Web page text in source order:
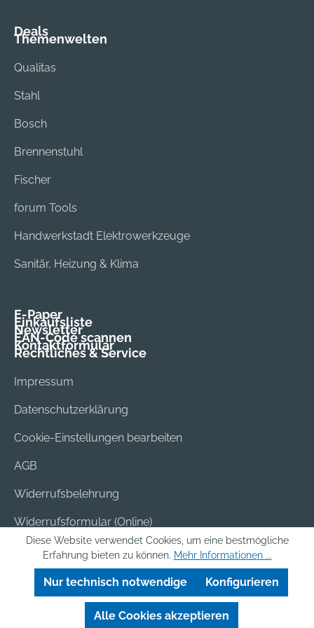
Deals
Themenwelten
Qualitas
Stahl
Bosch
Brennenstuhl
Fischer
forum Tools
Handwerkstadt Elektrowerkzeuge
Sanitär, Heizung & Klima
E-Paper
Einkaufsliste
Newsletter
EAN-Code scannen
Kontaktformular
Rechtliches & Service
Impressum
Datenschutzerklärung
Cookie-Einstellungen bearbeiten
AGB
Widerrufsbelehrung
Widerrufsformular (Online)
Versand & Bezahlung
Batterieentsorgung
Diese Website verwendet Cookies, um eine bestmögliche
Erfahrung bieten zu können. Mehr Informationen ...
Nur technisch notwendige Konfigurieren
Alle Cookies akzeptieren